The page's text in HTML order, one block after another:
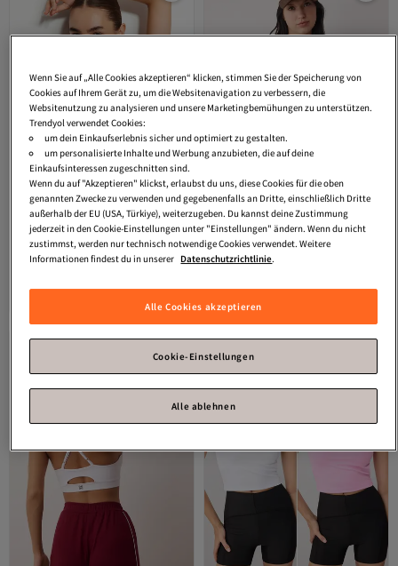
Trendyol Collection
Weißer,
mittelstarker, formender,
gestrickter Sport-BH
Versand kostenlos ab 35€
Platz 7 der Bestseller
Trendyol Collection
Weißer
nahtloser/nahtlos
Versand kostenlos ab 35€
21,04 €
Wenn Sie auf „Alle Cookies akzeptieren“ klicken, stimmen Sie der Speicherung von
Cookies auf Ihrem Gerät zu, um die Websitenavigation zu verbessern, die
Websitenutzung zu analysieren und unsere Marketingbemühungen zu unterstützen.
Trendyol verwendet Cookies:
um dein Einkaufserlebnis sicher und optimiert zu gestalten.
um personalisierte Inhalte und Werbung anzubieten, die auf deine
Einkaufsinteressen zugeschnitten sind.
Wenn du auf "Akzeptieren" klickst, erlaubst du uns, diese Cookies für die oben
genannten Zwecke zu verwenden und gegebenenfalls an Dritte, einschließlich Dritte
außerhalb der EU (USA, Türkiye), weiterzugeben. Du kannst deine Zustimmung
jederzeit in den Cookie-Einstellungen unter "Einstellungen" ändern. Wenn du nicht
zustimmst, werden nur technisch notwendige Cookies verwendet. Weitere
Informationen findest du in unserer Datenschutzrichtlinie.
Alle Cookies akzeptieren
Cookie-Einstellungen
Alle ablehnen